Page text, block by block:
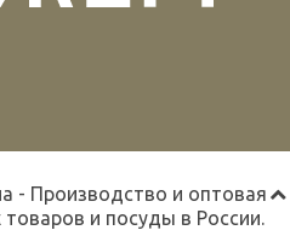
- Производство и оптовая
и посуды в России.